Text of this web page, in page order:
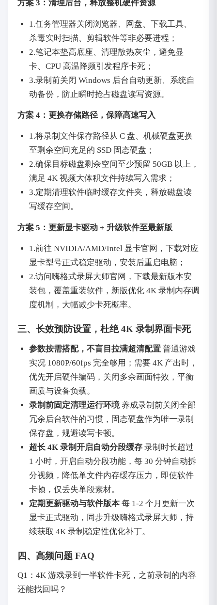
方案 3：清理后台，释放整机硬件资源
1.任务管理器关闭浏览器、网盘、下载工具、
杀毒实时扫描、剪辑软件等非必要进程；
2.笔记本垫高底座、清理散热灰尘，避免显
卡、CPU 高温降频引发程序卡死；
3.录制前关闭 Windows 后台自动更新、系统自
动备份，防止瞬时抢占磁盘读写资源。
方案 4：更换存储路径，保障高速写入
1.将录制文件保存路径从 C 盘、机械硬盘更换
至剩余空间充足的 SSD 固态硬盘；
2.确保目标磁盘剩余空间至少预留 50GB 以上，
满足 4K 视频大体积文件持续写入需求；
3.定期清理软件临时缓存文件夹，释放磁盘读
写缓存空间。
方案 5：更新显卡驱动 + 升级软件至最新版
1.前往 NVIDIA/AMD/Intel 显卡官网，下载对应
显卡型号正式稳定驱动，安装后重启电脑；
2.访问嗨格式录屏大师官网，下载最新版本安
装包，覆盖重装软件，新版优化 4K 录制内存调
度机制，大幅减少卡死概率。
三、长效预防设置，杜绝 4K 录制界面卡死
参数按需搭配，不盲目拉满超清配置普通游戏
实况 1080P/60fps 完全够用；需要 4K 产出时，
优先开启硬件编码，关闭多余画面特效，平衡
画质与设备负载。
录制前固定清理运行环境养成录制前关闭全部
冗余后台软件的习惯，固态硬盘作为唯一录制
保存盘，规避读写卡顿。
超长 4K 录制开启自动分段缓存录制时长超过
1 小时，开启自动分段功能，每 30 分钟自动拆
分视频，降低单文件内存缓存压力，即使软件
卡顿，仅丢失单段素材。
定期更新驱动与软件版本每 1-2 个月更新一次
显卡正式驱动，同步升级嗨格式录屏大师，持
续获取 4K 录制稳定性优化补丁。
四、高频问题 FAQ
Q1：4K 游戏录到一半软件卡死，之前录制的内容
还能找回吗？